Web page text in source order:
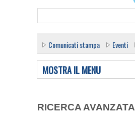
Comunicati stampa Eventi
MOSTRA IL MENU
RICERCA AVANZATA